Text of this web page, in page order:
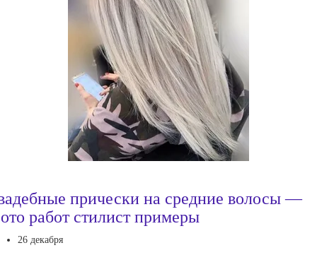
прически на средние волосы —
работ стилист примеры
26 декабря